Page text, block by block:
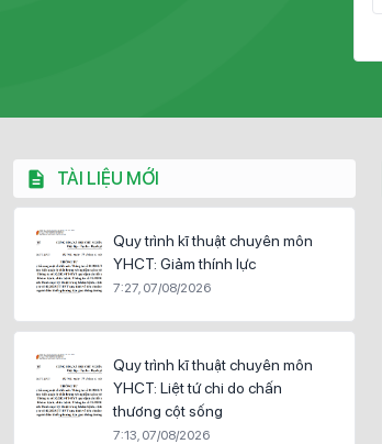
TÀI LIỆU MỚI
Quy trình kĩ thuật chuyên môn
YHCT: Giảm thính lực
7:27, 07/08/2026
Quy trình kĩ thuật chuyên môn
YHCT: Liệt tứ chi do chấn
thương cột sống
7:13, 07/08/2026